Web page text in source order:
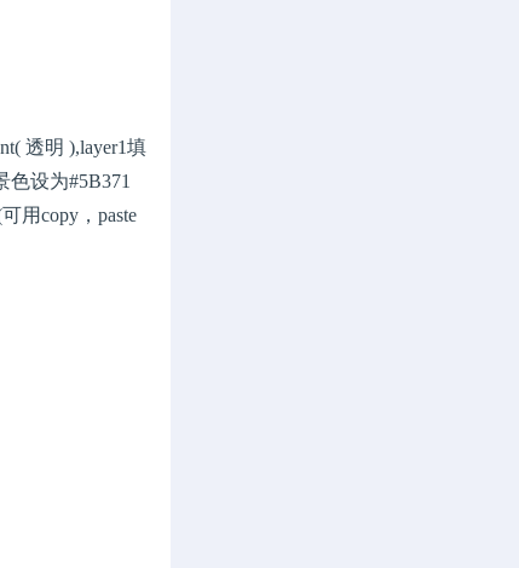
透明 ),layer1填
设为#5B371
用copy，paste